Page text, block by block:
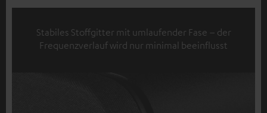
Stabiles Stoffgitter mit umlaufender Fase – der
Frequenzverlauf wird nur minimal beeinflusst